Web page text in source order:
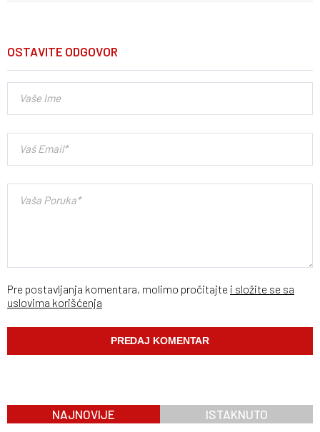
OSTAVITE ODGOVOR
Pre postavljanja komentara, molimo pročitajte i složite se sa
uslovima korišćenja
NAJNOVIJE ISTAKNUTO